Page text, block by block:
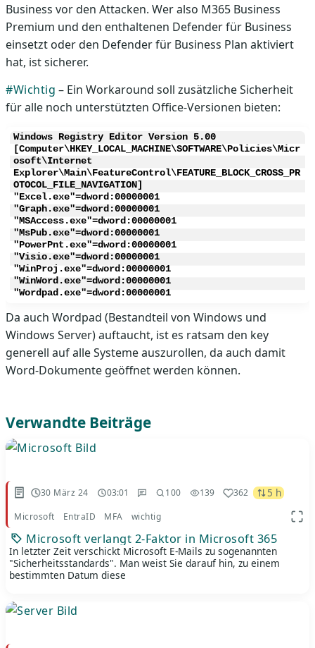
Business vor den Attacken. Wer also M365 Business
Premium und den enthaltenen Defender für Business
einsetzt oder den Defender für Business Plan aktiviert
hat, ist sicherer.
#Wichtig – Ein Workaround soll zusätzliche Sicherheit
für alle noch unterstützten Office-Versionen bieten:
Windows Registry Editor Version 5.00
[Computer\HKEY_LOCAL_MACHINE\SOFTWARE\Policies\Micr
osoft\Internet
Explorer\Main\FeatureControl\FEATURE_BLOCK_CROSS_PR
OTOCOL_FILE_NAVIGATION]
"Excel.exe"=dword:00000001
"Graph.exe"=dword:00000001
"MSAccess.exe"=dword:00000001
"MsPub.exe"=dword:00000001
"PowerPnt.exe"=dword:00000001
"Visio.exe"=dword:00000001
"WinProj.exe"=dword:00000001
"WinWord.exe"=dword:00000001
"Wordpad.exe"=dword:00000001
Da auch Wordpad (Bestandteil von Windows und
Windows Server) auftaucht, ist es ratsam den key
generell auf alle Systeme auszurollen, da auch damit
Word-Dokumente geöffnet werden können.
Verwandte Beiträge
30 März 24 03:01 100 139 362 5 h
Microsoft EntraID MFA wichtig
Microsoft verlangt 2-Faktor in Microsoft 365
In letzter Zeit verschickt Microsoft E-Mails zu sogenannten
"Sicherheitsstandards". Man weist Sie darauf hin, zu einem
bestimmten Datum diese